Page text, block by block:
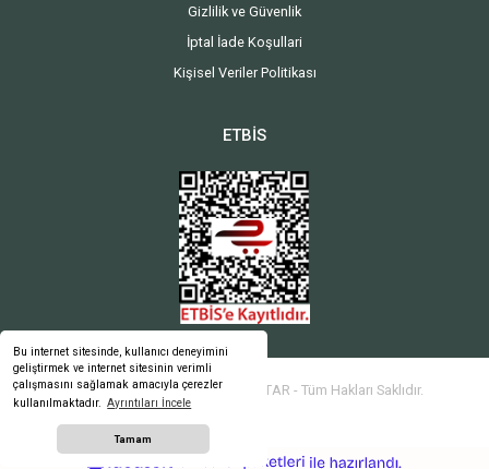
Bu internet sitesinde, kullanıcı deneyimini
geliştirmek ve internet sitesinin verimli
çalışmasını sağlamak amacıyla çerezler
kullanılmaktadır.
Ayrıntıları İncele
Tamam
Gizlilik ve Güvenlik
İptal İade Koşullari
Kişisel Veriler Politikası
ETBİS
2024 Copyright ATMACA ANAHTAR - Tüm Hakları Saklıdır.
e-